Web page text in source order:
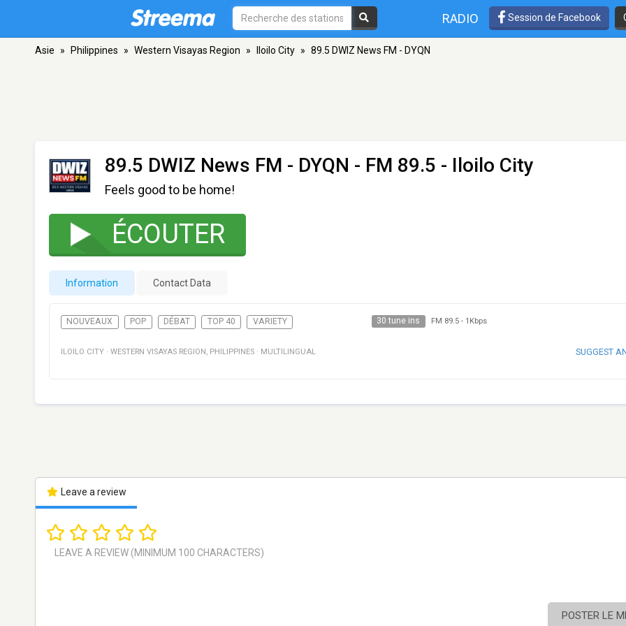
RADIO Session de Facebook
Asie » Philippines » Western Visayas Region » Iloilo City » 89.5 DWIZ News FM - DYQN
89.5 DWIZ News FM - DYQN - FM 89.5 - Iloilo City
Feels good to be home!
ÉCOUTER
Information Contact Data
NOUVEAUX POP DÉBAT TOP 40 VARIETY 30 tune ins FM 89.5- 1Kbps
ILOILO CITY · WESTERN VISAYAS REGION , PHILIPPINES · MULTILINGUAL SUGGEST
Leave a review
POSTER LE